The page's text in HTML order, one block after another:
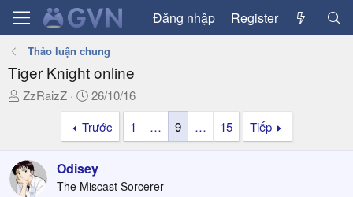
Đăng nhập Register
Thảo luận chung
Tiger Knight online
T
a
d
s
ZzRaizZ
N
g
à
y
ử
i
26/10/16
Trước
1 … 9 … 15 Tiếp
Odisey
The Miscast Sorcerer